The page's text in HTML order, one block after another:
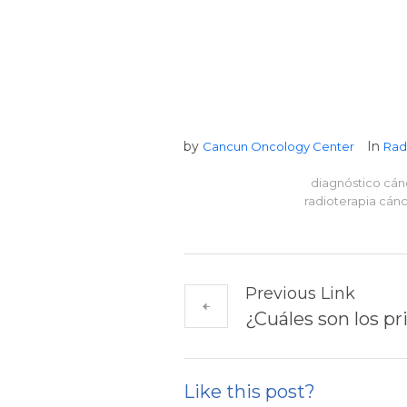
by Cancun Oncology Center In
diagnóstico
radioterapia
Previous Link
¿Cuáles son los
Like this post?